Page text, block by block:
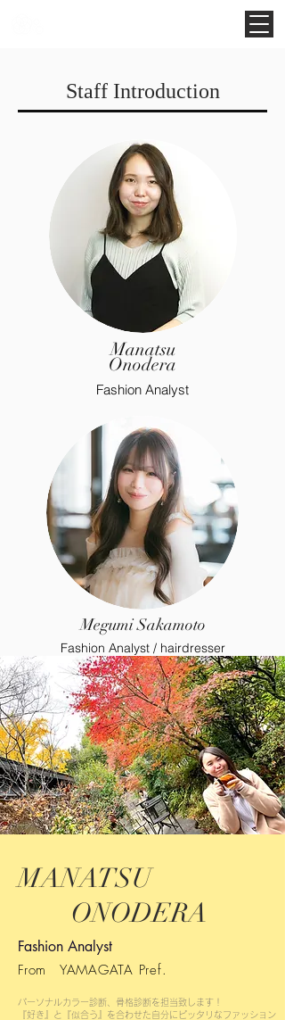
Staff Introduction
Manatsu
Onodera
Fashion Analyst
Megumi Sakamoto
Fashion Analyst / hairdresser
​MANATSU
​ ONODERA
Fashion Analyst
From YAMAGATA Pref.
パーソナルカラー診断、骨格診断を 担当致します！
『好き』と『似合う』を合わせた自分にピッタリなファッション